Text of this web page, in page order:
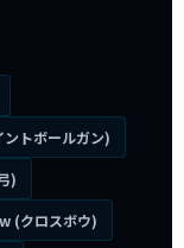
トボールガン)
)
(クロスボウ)